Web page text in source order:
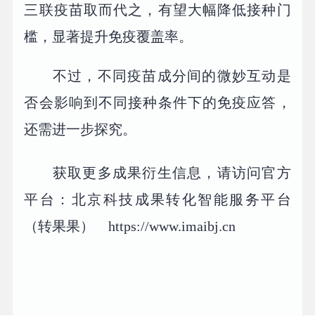
三联疫苗取而代之，有望大幅降低接种门
槛，显著提升免疫覆盖率。
不过，不同疫苗成分间的微妙互动是
否会影响到不同接种条件下的免疫应答，
还需进一步探究。
获取更多成果衍生信息，请访问官方
平台：北京科技成果转化智能服务平台
（转果果） https://www.imaibj.cn